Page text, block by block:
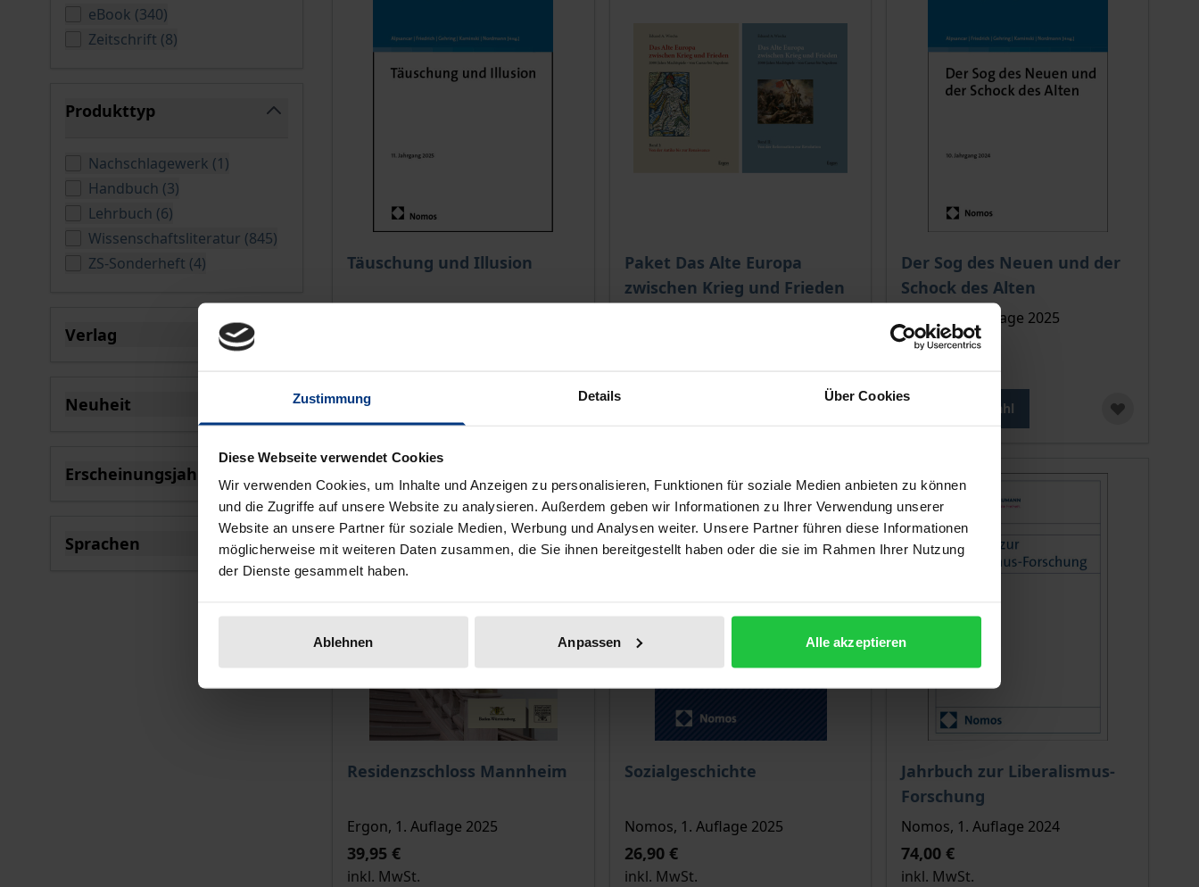
Zustimmung Details Über Cookies
Diese Webseite verwendet Cookies
Wir verwenden Cookies, um Inhalte und Anzeigen zu personalisieren, Funktionen für soziale Medien anbieten zu können
und die Zugriffe auf unsere Website zu analysieren. Außerdem geben wir Informationen zu Ihrer Verwendung unserer
Website an unsere Partner für soziale Medien, Werbung und Analysen weiter. Unsere Partner führen diese Informationen
möglicherweise mit weiteren Daten zusammen, die Sie ihnen bereitgestellt haben oder die sie im Rahmen Ihrer Nutzung
der Dienste gesammelt haben.
Ablehnen Anpassen Alle akzeptieren
eBook (340verfügbare Produkte
)
Zeitschrift (8verfügbare Produkte
)
Produkttyp
Nachschlagewerk (1verfügbare Produkte
)
Handbuch (3verfügbare Produkte
)
Lehrbuch (6verfügbare Produkte
)
Wissenschaftsliteratur (845verfügbare Produkte
)
ZS-Sonderheft (4verfügbare Produkte
)
Verlag
Neuheit
Erscheinungsjahr
Sprachen
Täuschung und Illusion
Der Preis dieses Titels richtet sich nach der gewählten Produktoption auf der Produktdetailseite
Paket Das Alte Europa
zwischen Krieg und Frieden
Der Sog des Neuen und der
Schock des Alten
Der Preis dieses Titels richtet sich nach
Nomos, 1. Auflage 2025
39,90 €
Zur Auswahl
Residenzschloss Mannheim
Der Preis dieses Titels richtet sich nach der gewählten Produktoption auf der Produktdetailseite
Ergon, 1. Auflage 2025
39,95 €
inkl. MwSt.
Sozialgeschichte
Der Preis dieses Titels richtet sich nach der gewählten Produktoption auf der
Nomos, 1. Auflage 2025
26,90 €
inkl. MwSt.
Jahrbuch zur Liberalismus-
Forschung
Der Preis dieses Titels richtet sich nach
Nomos, 1. Auflage 2024
74,00 €
inkl. MwSt.